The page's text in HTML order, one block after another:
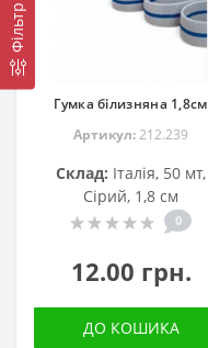
Фільтр
Гумка білизняна 1,8см
Артикул:212.239
Склад: Італія, 50 мт,
Сірий, 1,8 см
0
12.00 грн.
ДО КОШИКА